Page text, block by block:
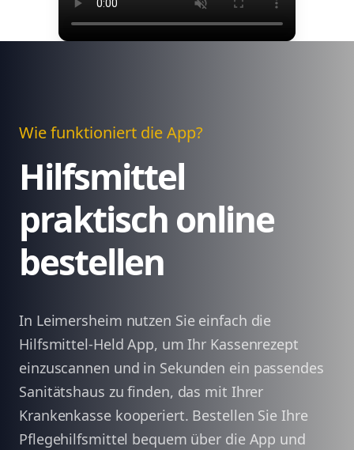
Wie funktioniert die App?
Hilfsmittel
praktisch online
bestellen
In Leimersheim nutzen Sie einfach die
Hilfsmittel-Held App, um Ihr Kassenrezept
einzuscannen und in Sekunden ein passendes
Sanitätshaus zu finden, das mit Ihrer
Krankenkasse kooperiert. Bestellen Sie Ihre
Pflegehilfsmittel bequem über die App und